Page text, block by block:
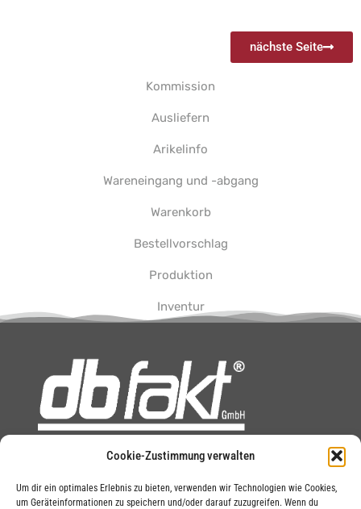
Cookie-Zustimmung verwalten
Um dir ein optimales Erlebnis zu bieten, verwenden wir Technologien wie Cookies,
um Geräteinformationen zu speichern und/oder darauf zuzugreifen. Wenn du
nächste Seite
Kommission
Ausliefern
Arikelinfo
Wareneingang und -abgang
Warenkorb
Bestellvorschlag
Produktion
Inventur
DOWNLOADS